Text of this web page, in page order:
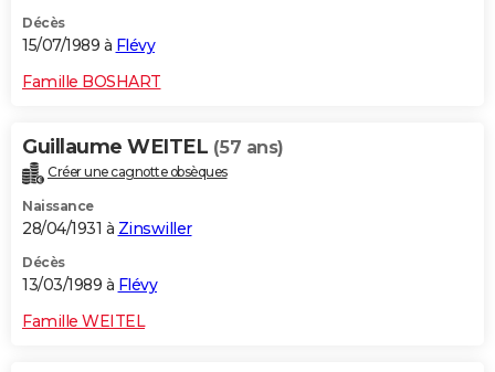
Décès
15/07/1989 à Flévy
Famille BOSHART
Guillaume WEITEL (57 ans)
Créer une cagnotte obsèques
Naissance
28/04/1931 à Zinswiller
Décès
13/03/1989 à Flévy
Famille WEITEL